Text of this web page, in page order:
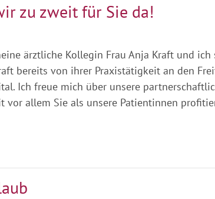
zu zweit für Sie da!
ärztliche Kollegin Frau Anja Kraft und
bereits von ihrer Praxistätigkeit an den
Ich freue mich über unsere
vor allem Sie als unsere Patientinnen